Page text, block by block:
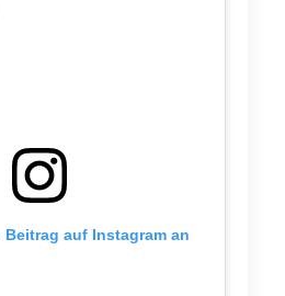
auf Instagram an